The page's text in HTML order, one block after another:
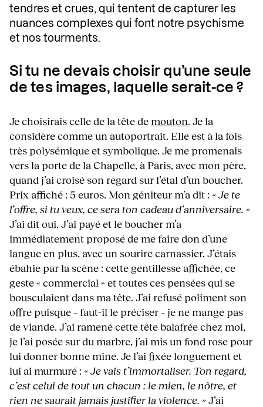
tendres et crues, qui tentent de capturer les
nuances complexes qui font notre psychisme
et nos tourments.
Si tu ne devais choisir qu’une seule
de tes images, laquelle serait-ce ?
Je choisirais celle de la tête demouton. Je la
considère comme un autoportrait. Elle est à la fois
très polysémique et symbolique. Je me promenais
vers la porte de la Chapelle, à Paris, avec mon père,
quand j’ai croisé son regard sur l’étal d’un boucher.
Prix affiché : 5 euros. Mon géniteur m’a dit : « Je te
l’offre, si tu veux, ce sera ton cadeau d’anniversaire. »
J’ai dit oui. J’ai payé et le boucher m’a
immédiatement proposé de me faire don d’une
langue en plus, avec un sourire carnassier. J’étais
ébahie par la scène : cette gentillesse affichée, ce
geste « commercial » et toutes ces pensées qui se
bousculaient dans ma tête. J’ai refusé poliment son
offre puisque – faut-il le préciser – je ne mange pas
de viande. J’ai ramené cette tête balafrée chez moi,
je l’ai posée sur du marbre, j’ai mis un fond rose pour
lui donner bonne mine. Je l’ai fixée longuement et
lui ai murmuré : « Je vais t’immortaliser. Ton regard,
c’est celui de tout un chacun : le mien, le nôtre, et
rien ne saurait jamais justifier la violence. »J’ai